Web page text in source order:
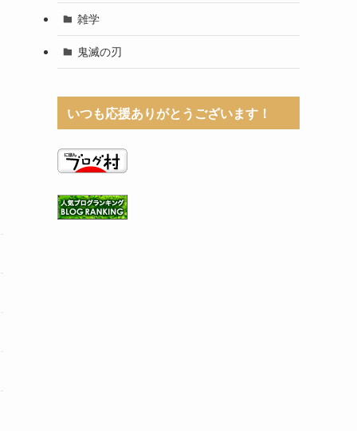
雑学
鬼滅の刃
いつも応援ありがとうございます！